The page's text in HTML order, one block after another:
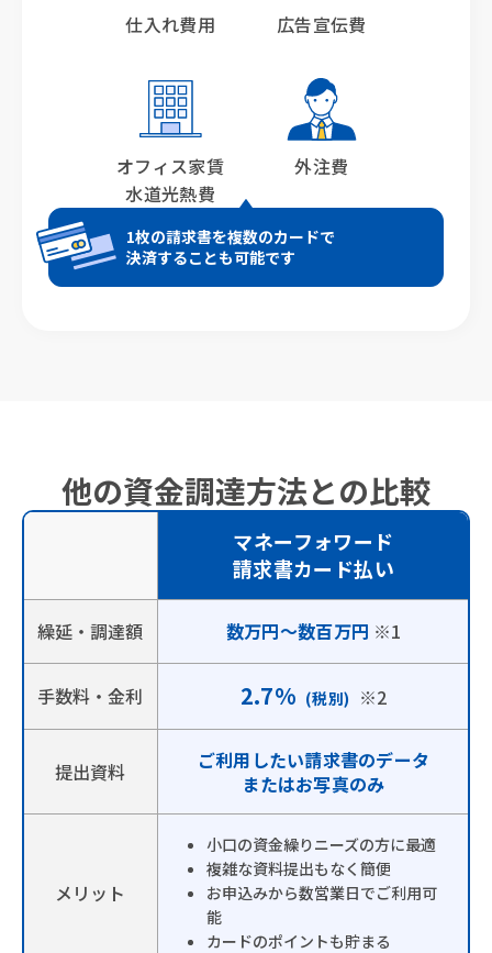
仕入れ費用 広告宣伝費
オフィス家賃
水道光熱費
外注費
1枚の請求書を複数のカードで
決済することも可能です
他の資金調達方法との比較
マネーフォワード
請求書カード払い
繰延・調達額 数万円～数百万円 ※1
手数料・金利 2.7% (税別) ※2
提出資料
ご利用したい請求書のデータ
またはお写真のみ
メリット
小口の資金繰りニーズの方に最適
複雑な資料提出もなく簡便
お申込みから数営業日でご利用可
能
カードのポイントも貯まる